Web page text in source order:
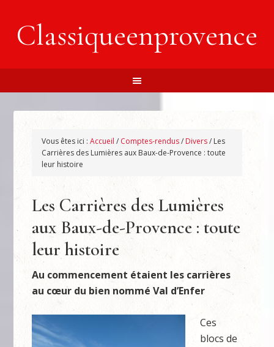
Classiqueenprovence
Vous êtes ici :Accueil / Comptes-rendus/ Divers/ Les
Carrières des Lumières aux Baux-de-Provence : toute
leur histoire
Les Carrières des Lumières
aux Baux-de-Provence : toute
leur histoire
Au commencement étaient les carrières
au cœur du bien nommé Val d’Enfer
Ces
blocs de